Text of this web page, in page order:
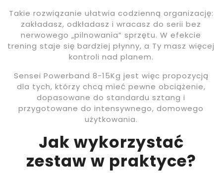
Takie rozwiązanie ułatwia codzienną organizację:
zakładasz, odkładasz i wracasz do serii bez
nerwowego „pilnowania” sprzętu. W efekcie
trening staje się bardziej płynny, a Ty masz więcej
kontroli nad planem.
Sensei Powerband 8-15Kg jest więc propozycją
dla tych, którzy chcą mieć pewne obciążenie,
dopasowane do standardu sztang i
przygotowane do intensywnego, domowego
użytkowania.
Jak wykorzystać
zestaw w praktyce?